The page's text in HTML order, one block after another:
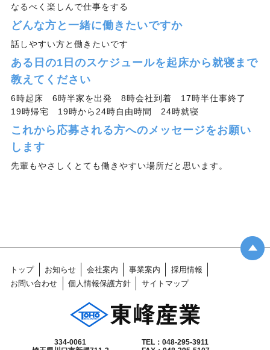
なるべく楽しんで仕事をする
どんな方と一緒に働きたいですか
話しやすい方と働きたいです
ある日の1日のスケジュールを起床から就寝まで
教えてください
6時起床 6時半家を出発 8時会社到着 17時半仕事終了
19時帰宅 19時から24時自由時間 24時就寝
これから応募される方へのメッセージをお願い
します
先輩もやさしくとても働きやすい場所だと思います。
トップ お知らせ 会社案内 事業案内
採用情報
お問い合わせ
個人情報保護方針 サイトマップ
334-0061
TEL：048-295-3911